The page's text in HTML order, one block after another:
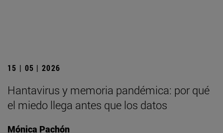
15 | 05 | 2026
Hantavirus y memoria pandémica: por qué
el miedo llega antes que los datos
Mónica Pachón